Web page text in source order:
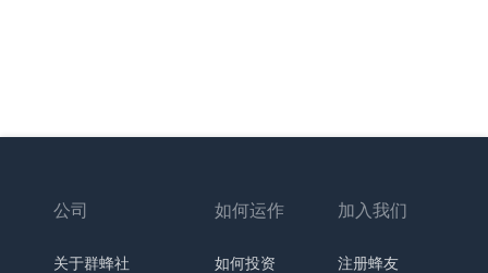
公司
关于群蜂社
如何运作
如何投资
加入我们
注册蜂友